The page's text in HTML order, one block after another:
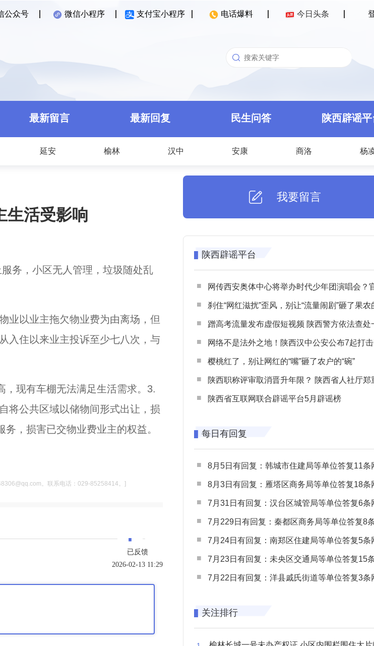
公众号 微信小程序 支付宝小程序 电话爆料 今日头条
最新留言 最新回复 民生问答 陕西辟谣
延安 榆林 汉中 安康 商洛 杨
生活受影响
务，小区无人管理，垃圾随处乱
业以业主拖欠物业费为由离场，但
入住以来业主投诉至少七八次，与
，现有车棚无法满足生活需求。3.
将公共区域以储物间形式出让，损
，损害已交物业费业主的权益。
。联系电话：029-85258414。]
·
已反馈
2026-02-13 11:29
我要留言
陕西辟谣平台
网传西安奥体中心将举办时代少年团演唱会？官方回应：纯
刹住“网红滋扰”歪风，别让“流量闹剧”砸了果农
蹭高考流量发布虚假短视频 陕西警方依法查处一起涉高考网络
网络不是法外之地！陕西汉中公安公布7起打击整治网谣网暴典型
樱桃红了，别让网红的“嘴”砸了农户的“碗”
陕西职称评审取消晋升年限？ 陕西省人社厅郑重声明 谨防职称评审不实言
陕西省互联网联合辟谣平台5月辟谣榜
每日有回复
8月5日有回复：韩城市住建局等单位答复11条网民
8月3日有回复：雁塔区商务局等单位答复18条网民
7月31日有回复：汉台区城管局等单位答复6条网民
7月229日有回复：秦都区商务局等单位答复8条网民
7月24日有回复：南郑区住建局等单位答复5条网民
7月23日有回复：未央区交通局等单位答复15条网民
7月22日有回复：洋县戚氏街道等单位答复3条网民
关注排行